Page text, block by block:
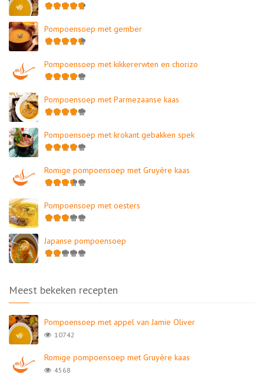
Pompoensoep met gember
Pompoensoep met kikkererwten en chorizo
Pompoensoep met Parmezaanse kaas
Pompoensoep met krokant gebakken spek
Romige pompoensoep met Gruyère kaas
Pompoensoep met oesters
Japanse pompoensoep
Meest bekeken recepten
Pompoensoep met appel van Jamie Oliver
10742
Romige pompoensoep met Gruyère kaas
4568